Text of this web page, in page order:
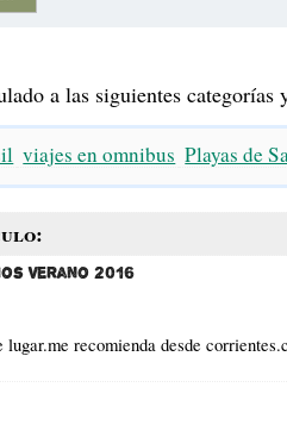
a las siguientes categorías
viajes en omnibus Playas de
Verano 2016
recomienda desde